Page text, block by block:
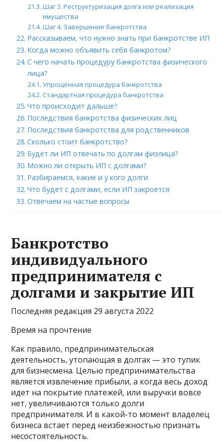
Шаг 3. Реструктуризация долга или реализация
имущества
Шаг 4. Завершение банкротства
Рассказываем, что нужно знать при банкротстве ИП
Когда можно объявить себя банкротом?
С чего начать процедуру банкротства физического
лица?
Упрощённая процедура банкротства
Стандартная процедура банкротства
Что происходит дальше?
Последствия банкротства физических лиц
Последствия банкротства для родственников
Сколько стоит банкротство?
Будет ли ИП отвечать по долгам физлица?
Можно ли открыть ИП с долгами?
Разбираемся, какие и у кого долги
Что будет с долгами, если ИП закроется
Отвечаем на частые вопросы
Банкротство
индивидуального
предпринимателя с
долгами и закрытие ИП
Последняя редакция 29 августа 2022
Время на прочтение
Как правило, предпринимательская
деятельность, утопающая в долгах — это тупик
для бизнесмена. Целью предпринимательства
является извлечение прибыли, а когда весь доход
идет на покрытие платежей, или выручки вовсе
нет, увеличиваются только долги
предпринимателя. И в какой-то момент владелец
бизнеса встает перед неизбежностью признать
несостоятельность.